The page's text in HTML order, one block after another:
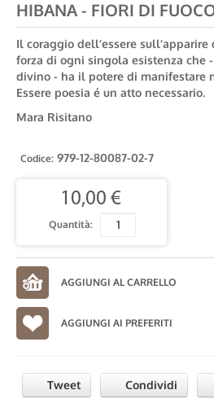
HIBANA - FIORI DI
Il coraggio dell’essere
forza di ogni singola esistenza che
divino - ha il potere di manifestare
Essere poesia é un atto necessario.
Mara Risitano
Codice: 979-12-80087-02-7
10,00 €
Quantità:
AGGIUNGI AI PREFERITI
Tweet Condividi